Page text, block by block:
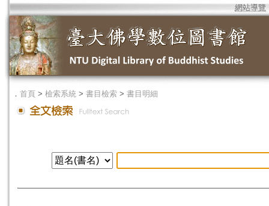
網站導覽
． 首頁 > 檢索系統 > 書目檢索 > 書目明細